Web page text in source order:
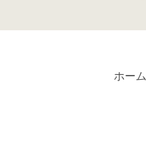
ホーム